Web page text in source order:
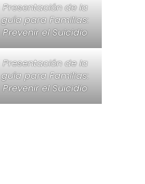
Presentación de la
guía para Familias:
Prevenir el Suicidio
Presentación de la
guía para Familias:
Prevenir el Suicidio